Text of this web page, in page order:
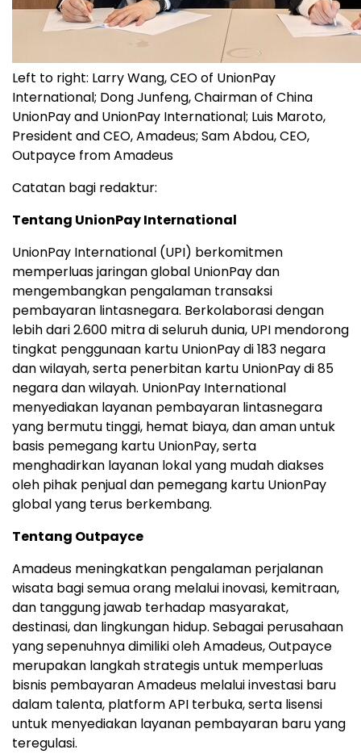
Left to right: Larry Wang, CEO of UnionPay
International; Dong Junfeng, Chairman of China
UnionPay and UnionPay International; Luis Maroto,
President and CEO, Amadeus; Sam Abdou, CEO,
Outpayce from Amadeus
Catatan bagi redaktur:
Tentang UnionPay International
UnionPay International (UPI) berkomitmen
memperluas jaringan global UnionPay dan
mengembangkan pengalaman transaksi
pembayaran lintasnegara. Berkolaborasi dengan
lebih dari 2.600 mitra di seluruh dunia, UPI mendorong
tingkat penggunaan kartu UnionPay di 183 negara
dan wilayah, serta penerbitan kartu UnionPay di 85
negara dan wilayah. UnionPay International
menyediakan layanan pembayaran lintasnegara
yang bermutu tinggi, hemat biaya, dan aman untuk
basis pemegang kartu UnionPay, serta
menghadirkan layanan lokal yang mudah diakses
oleh pihak penjual dan pemegang kartu UnionPay
global yang terus berkembang.
Tentang Outpayce
Amadeus meningkatkan pengalaman perjalanan
wisata bagi semua orang melalui inovasi, kemitraan,
dan tanggung jawab terhadap masyarakat,
destinasi, dan lingkungan hidup. Sebagai perusahaan
yang sepenuhnya dimiliki oleh Amadeus, Outpayce
merupakan langkah strategis untuk memperluas
bisnis pembayaran Amadeus melalui investasi baru
dalam talenta, platform API terbuka, serta lisensi
untuk menyediakan layanan pembayaran baru yang
teregulasi.